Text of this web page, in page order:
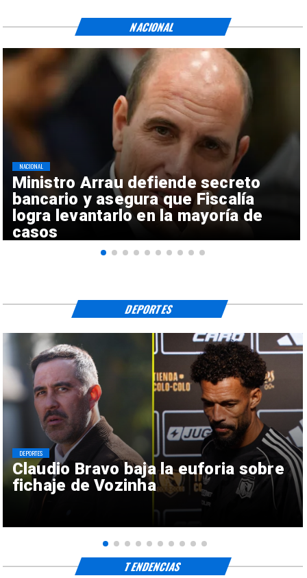
Ministro Arrau defiende secreto
bancario y asegura que Fiscalía
logra levantarlo en la mayoría de
casos
NACIONAL
NACIONAL
Claudio Bravo baja la euforia sobre
fichaje de Vozinha
DEPORTES
DEPORTES
TENDENCIAS